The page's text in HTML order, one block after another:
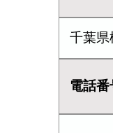
千葉県
電話番